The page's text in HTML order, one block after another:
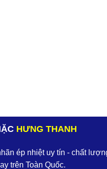
HƯNG THANH
ép nhiệt uy tín - chất
trên Toàn Quốc.